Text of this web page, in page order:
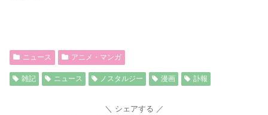
ニュース アニメ・マンガ
雑記 ニュース ノスタルジー 漫画 訃報
シェアする